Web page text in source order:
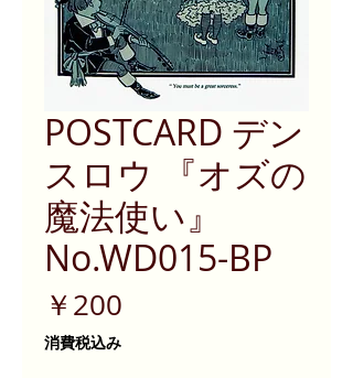
POSTCARD デン
スロウ 『オズの
魔法使い』
No.WD015-BP
￥200
消費税込み